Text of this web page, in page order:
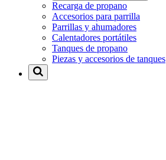
Recarga de propano
Accesorios para parrilla
Parrillas y ahumadores
Calentadores portátiles
Tanques de propano
Piezas y accesorios de tanques